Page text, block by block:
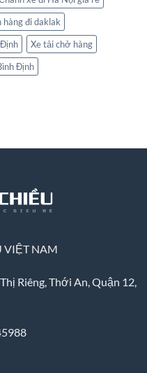
hàng đi daklak
Xe tải chở hàng
Định
VIỆT NAM
Riêng, Thới An, Quận 12,